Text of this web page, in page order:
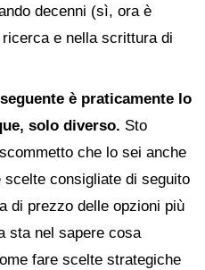
decenni (sì, ora è
e nella scrittura di
è praticamente lo
solo diverso. Sto
che lo sei anche
consigliate di seguito
di prezzo delle opzioni più
sta nel sapere cosa
fare scelte strategiche